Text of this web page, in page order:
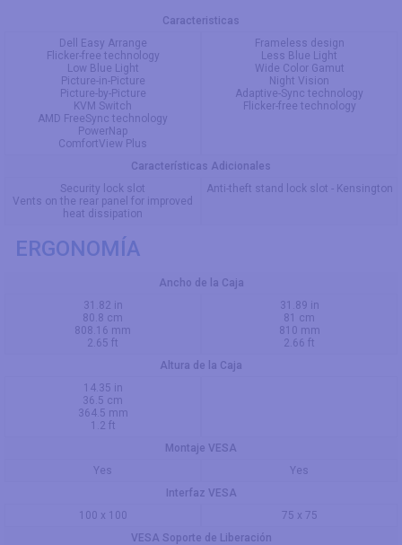
Caracteristicas
Dell Easy Arrange
Flicker-free technology
Low Blue Light
Picture-in-Picture
Picture-by-Picture
KVM Switch
AMD FreeSync technology
PowerNap
ComfortView Plus
Frameless design
Less Blue Light
Wide Color Gamut
Night Vision
Adaptive-Sync technology
Flicker-free technology
Características Adicionales
Security lock slot
Vents on the rear panel for improved
heat dissipation
Anti-theft stand lock slot - Kensington
ERGONOMÍA
Ancho de la Caja
31.82 in
80.8 cm
808.16 mm
2.65 ft
31.89 in
81 cm
810 mm
2.66 ft
Altura de la Caja
14.35 in
36.5 cm
364.5 mm
1.2 ft
Montaje VESA
Yes
Yes
Interfaz VESA
100 x 100
75 x 75
VESA Soporte de Liberación